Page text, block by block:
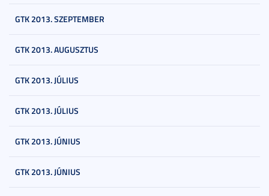
GTK 2013. SZEPTEMBER
GTK 2013. AUGUSZTUS
GTK 2013. JÚLIUS
GTK 2013. JÚLIUS
GTK 2013. JÚNIUS
GTK 2013. JÚNIUS